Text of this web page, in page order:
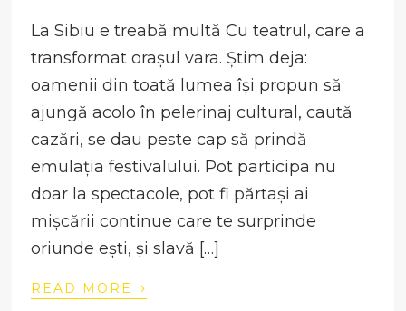
La Sibiu e treabă multă Cu teatrul, care a
transformat orașul vara. Știm deja:
oamenii din toată lumea își propun să
ajungă acolo în pelerinaj cultural, caută
cazări, se dau peste cap să prindă
emulația festivalului. Pot participa nu
doar la spectacole, pot fi părtași ai
mișcării continue care te surprinde
oriunde ești, și slavă […]
READ MORE ›